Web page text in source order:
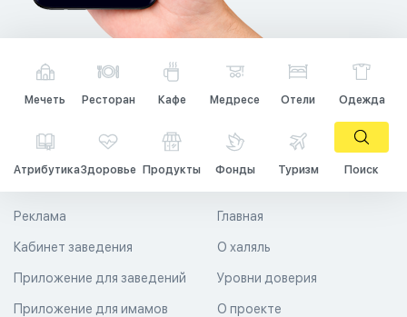
Мечеть Ресторан Кафе Медресе Отели Одежда
АтрибутикаЗдоровье Продукты Фонды Туризм Поиск
Главная
О халяль
Уровни доверия
Реклама
Кабинет заведения
Приложение для заведений
Приложение для имамов О проекте